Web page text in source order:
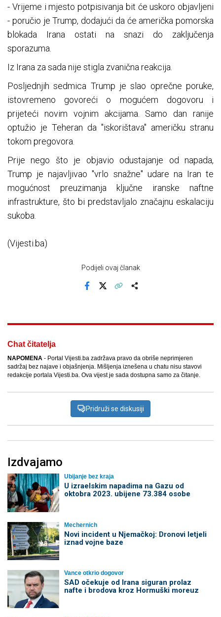
- Vrijeme i mjesto potpisivanja bit će uskoro objavljeni
- poručio je Trump, dodajući da će američka pomorska
blokada Irana ostati na snazi do zaključenja
sporazuma.
Iz Irana za sada nije stigla zvanična reakcija.
Posljednjih sedmica Trump je slao oprečne poruke,
istovremeno govoreći o mogućem dogovoru i
prijeteći novim vojnim akcijama. Samo dan ranije
optužio je Teheran da "iskorištava" američku stranu
tokom pregovora.
Prije nego što je objavio odustajanje od napada,
Trump je najavljivao "vrlo snažne" udare na Iran te
mogućnost preuzimanja ključne iranske naftne
infrastrukture, što bi predstavljalo značajnu eskalaciju
sukoba.
(Vijesti.ba)
Podijeli ovaj članak
Chat čitatelja
NAPOMENA - Portal Vijesti.ba zadržava pravo da obriše neprimjeren
sadržaj bez najave i objašnjenja. Mišljenja iznešena u chatu nisu stavovi
redakcije portala Vijesti.ba. Ova vijest je sada dostupna samo za čitanje.
Pridruži se diskusiji
Izdvajamo
Ubijanje bez kraja
U izraelskim napadima na Gazu od
oktobra 2023. ubijene 73.384 osobe
Mechernich
Novi incident u Njemačkoj: Dronovi letjeli
iznad vojne baze
Vance otkrio dogovor
SAD očekuje od Irana siguran prolaz
nafte i brodova kroz Hormuški moreuz